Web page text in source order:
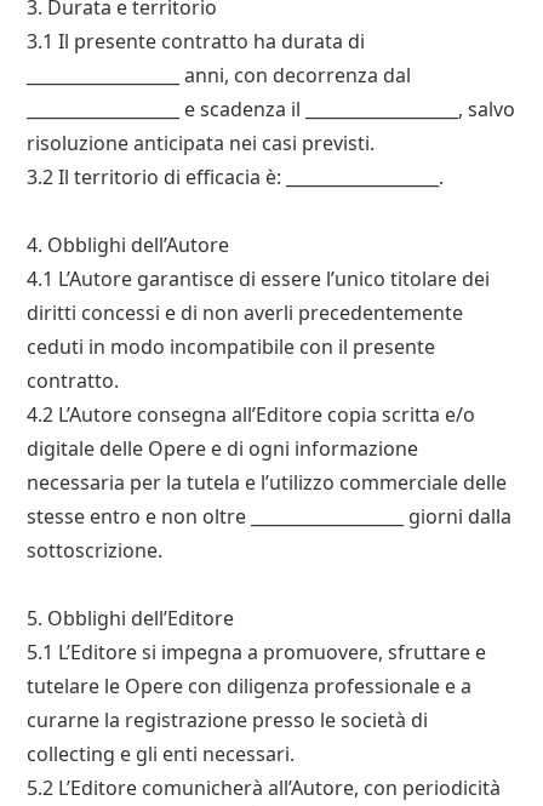
3. Durata e territorio
3.1 Il presente contratto ha durata di
__________________ anni, con decorrenza dal
__________________ e scadenza il __________________, salvo
risoluzione anticipata nei casi previsti.
3.2 Il territorio di efficacia è: __________________.
4. Obblighi dell’Autore
4.1 L’Autore garantisce di essere l’unico titolare dei
diritti concessi e di non averli precedentemente
ceduti in modo incompatibile con il presente
contratto.
4.2 L’Autore consegna all’Editore copia scritta e/o
digitale delle Opere e di ogni informazione
necessaria per la tutela e l’utilizzo commerciale delle
stesse entro e non oltre __________________ giorni dalla
sottoscrizione.
5. Obblighi dell’Editore
5.1 L’Editore si impegna a promuovere, sfruttare e
tutelare le Opere con diligenza professionale e a
curarne la registrazione presso le società di
collecting e gli enti necessari.
5.2 L’Editore comunicherà all’Autore, con periodicità